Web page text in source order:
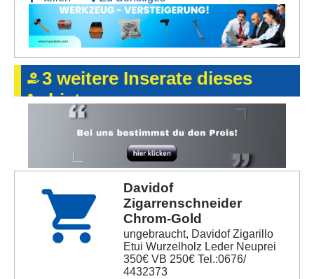
3 weitere Inserate dieses
Anbieters
Davidof
Zigarrenschneider
Chrom-Gold
ungebraucht, Davidof Zigarillo
Etui Wurzelholz Leder Neuprei
350€ VB 250€ Tel.:0676/
4432373